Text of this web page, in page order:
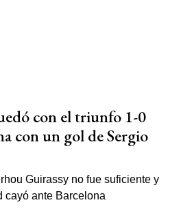
con el triunfo 1-0
con un gol de Sergio